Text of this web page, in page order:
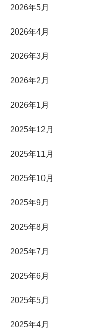
2026年5月
2026年4月
2026年3月
2026年2月
2026年1月
2025年12月
2025年11月
2025年10月
2025年9月
2025年8月
2025年7月
2025年6月
2025年5月
2025年4月